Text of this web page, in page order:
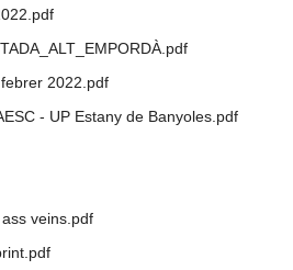
2022.pdf
- UP Estany de Banyoles.pdf
veins.pdf